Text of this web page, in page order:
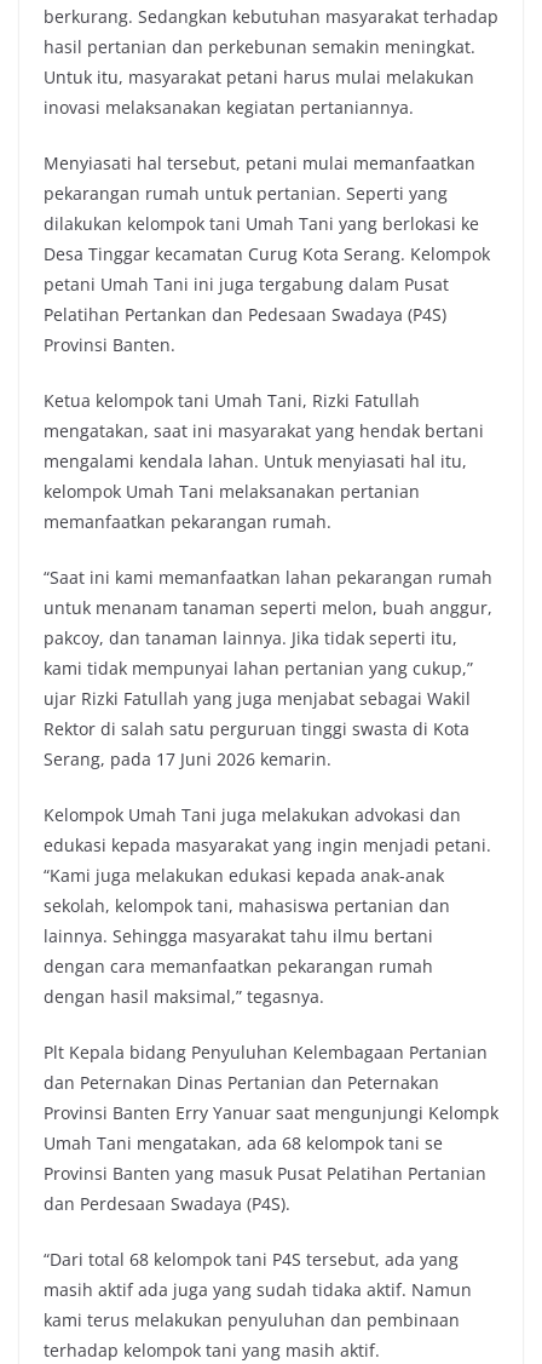
berkurang. Sedangkan kebutuhan masyarakat terhadap
hasil pertanian dan perkebunan semakin meningkat.
Untuk itu, masyarakat petani harus mulai melakukan
inovasi melaksanakan kegiatan pertaniannya.
Menyiasati hal tersebut, petani mulai memanfaatkan
pekarangan rumah untuk pertanian. Seperti yang
dilakukan kelompok tani Umah Tani yang berlokasi ke
Desa Tinggar kecamatan Curug Kota Serang. Kelompok
petani Umah Tani ini juga tergabung dalam Pusat
Pelatihan Pertankan dan Pedesaan Swadaya (P4S)
Provinsi Banten.
Ketua kelompok tani Umah Tani, Rizki Fatullah
mengatakan, saat ini masyarakat yang hendak bertani
mengalami kendala lahan. Untuk menyiasati hal itu,
kelompok Umah Tani melaksanakan pertanian
memanfaatkan pekarangan rumah.
“Saat ini kami memanfaatkan lahan pekarangan rumah
untuk menanam tanaman seperti melon, buah anggur,
pakcoy, dan tanaman lainnya. Jika tidak seperti itu,
kami tidak mempunyai lahan pertanian yang cukup,”
ujar Rizki Fatullah yang juga menjabat sebagai Wakil
Rektor di salah satu perguruan tinggi swasta di Kota
Serang, pada 17 Juni 2026 kemarin.
Kelompok Umah Tani juga melakukan advokasi dan
edukasi kepada masyarakat yang ingin menjadi petani.
“Kami juga melakukan edukasi kepada anak-anak
sekolah, kelompok tani, mahasiswa pertanian dan
lainnya. Sehingga masyarakat tahu ilmu bertani
dengan cara memanfaatkan pekarangan rumah
dengan hasil maksimal,” tegasnya.
Plt Kepala bidang Penyuluhan Kelembagaan Pertanian
dan Peternakan Dinas Pertanian dan Peternakan
Provinsi Banten Erry Yanuar saat mengunjungi Kelompk
Umah Tani mengatakan, ada 68 kelompok tani se
Provinsi Banten yang masuk Pusat Pelatihan Pertanian
dan Perdesaan Swadaya (P4S).
“Dari total 68 kelompok tani P4S tersebut, ada yang
masih aktif ada juga yang sudah tidaka aktif. Namun
kami terus melakukan penyuluhan dan pembinaan
terhadap kelompok tani yang masih aktif.